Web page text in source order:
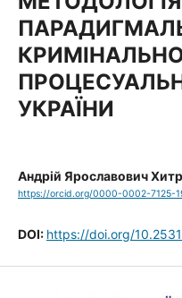
УКРАЇНИ
Андрій Ярославович
https://orcid.org/0000-0002-7125-
DOI: https://doi.org/